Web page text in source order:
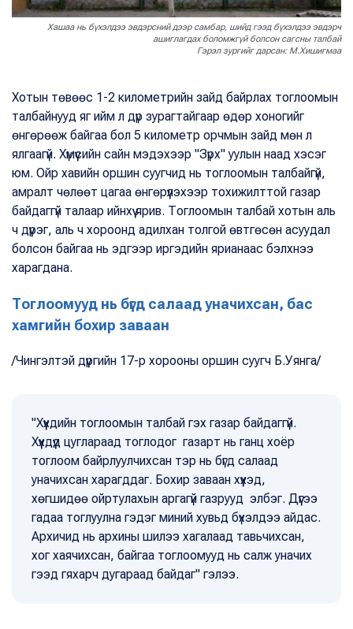
Хашаа нь бүхэлдээ эвдэрсний дээр самбар, шийд гээд бүхэлдээ эвдэрч
ашиглагдах боломжгүй болсон сагсны талбай
Гэрэл зургийг дарсан: М.Хишигмаа
Хотын төвөөс 1-2 километрийн зайд байрлах тоглоомын
талбайнууд яг ийм л дүр зурагтайгаар өдөр хоногийг
өнгөрөөж байгаа бол 5 километр орчмын зайд мөн л
ялгаагүй. Хүмүүсийн сайн мэдэхээр "Зүрх" уулын наад хэсэг
юм. Ойр хавийн оршин суугчид нь тоглоомын талбайгүй,
амралт чөлөөт цагаа өнгөрүүлэхээр тохижилттой газар
байдаггүй талаар ийнхүү ярив. Тоглоомын талбай хотын аль
ч дүүрэг, аль ч хороонд адилхан толгой өвтгөсөн асуудал
болсон байгаа нь эдгээр иргэдийн ярианаас бэлхнээ
харагдана.
Тоглоомууд нь бүгд салаад уначихсан, бас
хамгийн бохир заваан
/Чингэлтэй дүүргийн 17-р хорооны оршин суугч Б.Уянга/
"Хүүхдийн тоглоомын талбай гэх газар байдаггүй.
Хүүхдүүд цуглараад тоглодог газарт нь ганц хоёр
тоглоом байрлуулчихсан тэр нь бүгд салаад
уначихсан харагддаг. Бохир заваан хүүхэд,
хөгшидөө ойртулахын аргагүй газрууд элбэг. Дүүгээ
гадаа тоглуулна гэдэг миний хувьд бүхэлдээ айдас.
Архичид нь архины шилээ хагалаад тавьчихсан,
хог хаячихсан, байгаа тоглоомууд нь салж уначих
гээд гяхарч дугараад байдаг" гэлээ.